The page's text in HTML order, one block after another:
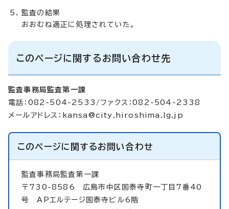
監査の結果
おおむね適正に処理されていた。
このページに関するお問い合わせ先
監査事務局監査第一課
電話：082-504-2533/ファクス：082-504-2338
メールアドレス： kansa@city.hiroshima.lg.jp
このページに関するお問い合わせ
監査事務局監査第一課
〒730-8586 広島市中区国泰寺町一丁目7番40
号 APエルテージ国泰寺ビル6階